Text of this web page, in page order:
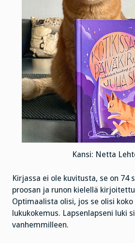
Kansi: Netta
Kirjassa ei ole kuvitusta, se on 74
proosan ja runon kielellä
Optimaalista olisi, jos se olisi
lukukokemus. Lapsenlapseni luki
vanhemmilleen.